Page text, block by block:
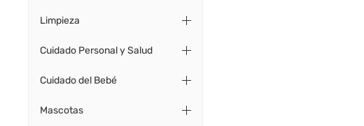
Limpieza
Cuidado Personal y Salud
Cuidado del Bebé
Mascotas